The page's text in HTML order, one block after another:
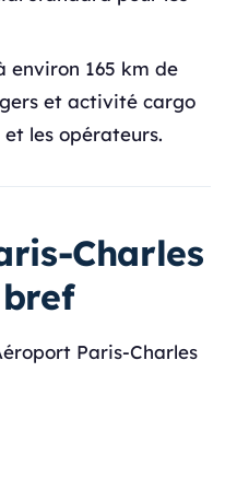
environ 165 km de
et activité cargo
les opérateurs.
Charles
Paris-Charles